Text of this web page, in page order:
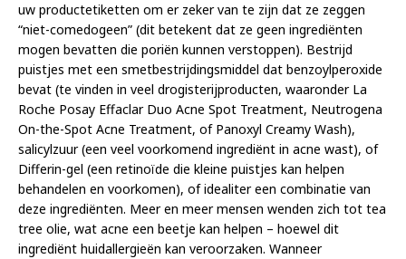
uw productetiketten om er zeker van te zijn dat ze zeggen
“niet-comedogeen” (dit betekent dat ze geen ingrediënten
mogen bevatten die poriën kunnen verstoppen). Bestrijd
puistjes met een smetbestrijdingsmiddel dat benzoylperoxide
bevat (te vinden in veel drogisterijproducten, waaronder La
Roche Posay Effaclar Duo Acne Spot Treatment, Neutrogena
On-the-Spot Acne Treatment, of Panoxyl Creamy Wash),
salicylzuur (een veel voorkomend ingrediënt in acne wast), of
Differin-gel (een retinoïde die kleine puistjes kan helpen
behandelen en voorkomen), of idealiter een combinatie van
deze ingrediënten. Meer en meer mensen wenden zich tot tea
tree olie, wat acne een beetje kan helpen – hoewel dit
ingrediënt huidallergieën kan veroorzaken. Wanneer